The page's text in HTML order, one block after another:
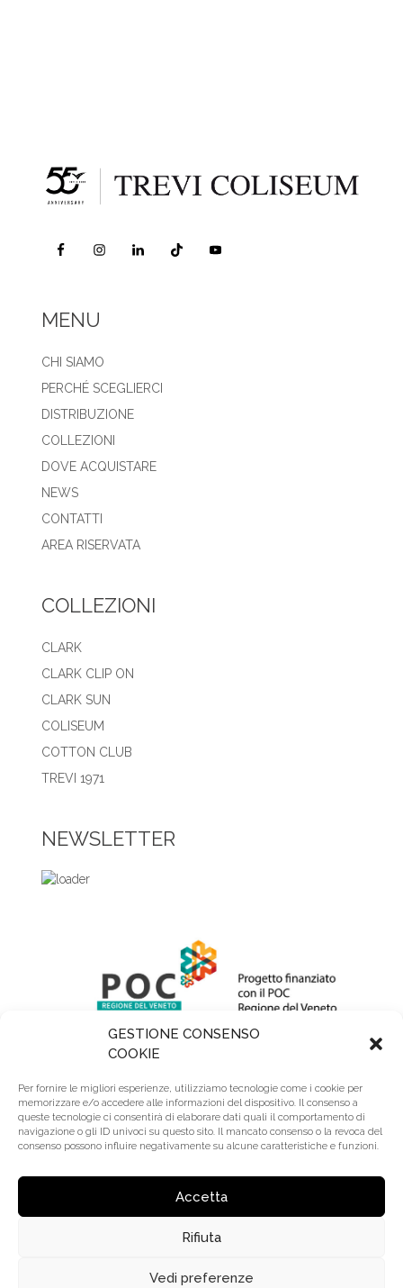
GESTIONE CONSENSO
COOKIE
Per fornire le migliori esperienze, utilizziamo tecnologie come i cookie per
memorizzare e/o accedere alle informazioni del dispositivo. Il consenso a
queste tecnologie ci consentirà di elaborare dati quali il comportamento di
navigazione o gli ID univoci su questo sito. Il mancato consenso o la revoca del
consenso possono influire negativamente su alcune caratteristiche e funzioni.
Accetta
Rifiuta
Vedi preferenze
MENU
CHI SIAMO
PERCHÉ SCEGLIERCI
DISTRIBUZIONE
COLLEZIONI
DOVE ACQUISTARE
NEWS
CONTATTI
AREA RISERVATA
COLLEZIONI
CLARK
CLARK CLIP ON
CLARK SUN
COLISEUM
COTTON CLUB
TREVI 1971
NEWSLETTER
Cap. Sociale: 110.000 € Lv. | Riserve: 2.200.000 €
Made byLarin